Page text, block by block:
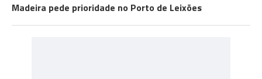
Madeira pede prioridade no Porto de Leixões